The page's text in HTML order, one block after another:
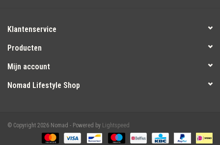
Klantenservice
Producten
Mijn account
Nomad Lifestyle Shop
© Copyright 2026 Nomad - Powered by Lightspeed